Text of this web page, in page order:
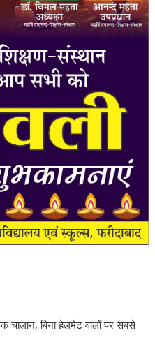
चालान, बिना हेलमेट वालों पर सबसे